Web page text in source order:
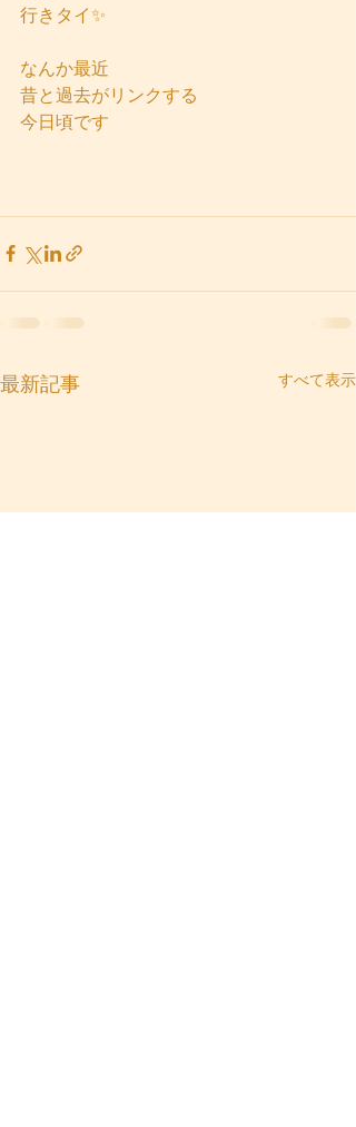
行きタイ✨
なんか最近
昔と過去がリンクする
今日頃です
最新記事 すべて表示